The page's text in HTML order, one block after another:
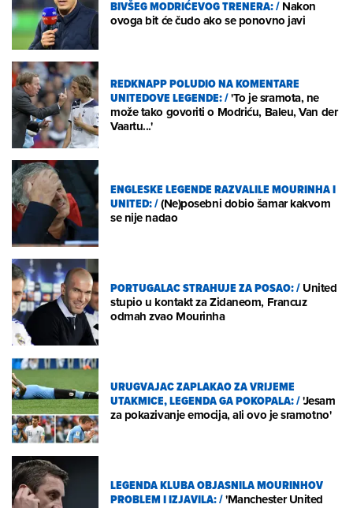
BIVŠEG MODRIĆEVOG TRENERA:/Nakon
ovoga bit će čudo ako se ponovno javi
REDKNAPP POLUDIO NA KOMENTARE
UNITEDOVE LEGENDE:/'To je sramota, ne
može tako govoriti o Modriću, Baleu, Van der
Vaartu...'
ENGLESKE LEGENDE RAZVALILE MOURINHA I
UNITED:/(Ne)posebni dobio šamar kakvom
se nije nadao
PORTUGALAC STRAHUJE ZA POSAO:/United
stupio u kontakt za Zidaneom, Francuz
odmah zvao Mourinha
URUGVAJAC ZAPLAKAO ZA VRIJEME
UTAKMICE, LEGENDA GA POKOPALA:/'Jesam
za pokazivanje emocija, ali ovo je sramotno'
LEGENDA KLUBA OBJASNILA MOURINHOV
PROBLEM I IZJAVILA:/'Manchester United